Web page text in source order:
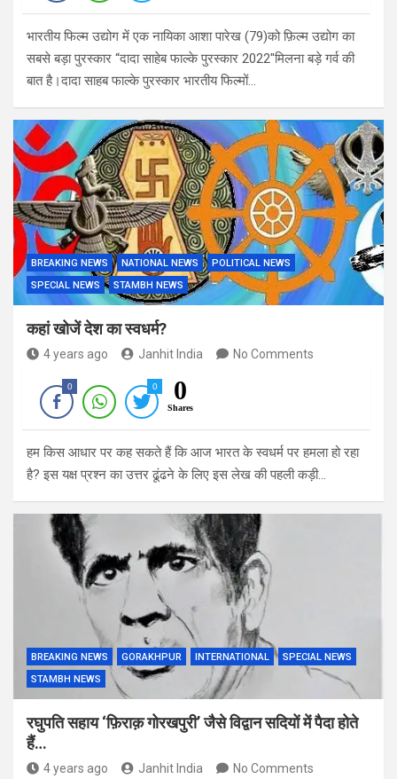
भारतीय फिल्म उद्योग में एक नायिका आशा पारेख (79)को फ़िल्म उद्योग का
सबसे बड़ा पुरस्कार “दादा साहेब फाल्के पुरस्कार 2022″मिलना बड़े गर्व की
बात है।दादा साहब फाल्के पुरस्कार भारतीय फिल्मों…
BREAKING NEWS NATIONAL NEWS
POLITICAL NEWS
SPECIAL NEWS
STAMBH NEWS
कहां खोजें देश का स्वधर्म?
4 years ago Janhit India No Comments
0 0 0
Shares
हम किस आधार पर कह सकते हैं कि आज भारत के स्वधर्म पर हमला हो रहा
है? इस यक्ष प्रश्न का उत्तर ढूंढने के लिए इस लेख की पहली कड़ी…
BREAKING NEWS GORAKHPUR INTERNATIONAL
SPECIAL NEWS
STAMBH NEWS
रघुपति सहाय ‘फ़िराक़ गोरखपुरी’ जैसे विद्वान सदियों में पैदा होते
हैं…
4 years ago Janhit India No Comments